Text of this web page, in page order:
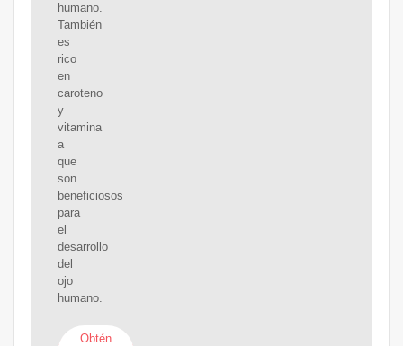
humano.
También
es
rico
en
caroteno
y
vitamina
a
que
son
beneficiosos
para
el
desarrollo
del
ojo
humano.
Obtén